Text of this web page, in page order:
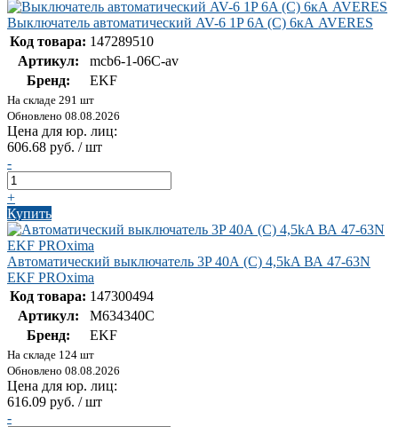
Выключатель автоматический AV-6 1P 6A (C) 6кА AVERES
Код товара: 147289510
Артикул:
mcb6-1-06C-av
Бренд:
EKF
На складе 291 шт
Обновлено 08.08.2026
Цена для юр. лиц:
606.68 руб. / шт
-
+
Купить
Автоматический выключатель 3P 40А (C) 4,5kA ВА 47-63N
EKF PROxima
Код товара: 147300494
Артикул:
M634340C
Бренд:
EKF
На складе 124 шт
Обновлено 08.08.2026
Цена для юр. лиц:
616.09 руб. / шт
-